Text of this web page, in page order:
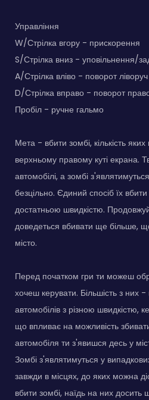
Управління
W/Стрілка вгору - прискорення
S/Стрілка вниз - уповільнення/
A/Стрілка вліво - поворот ліворуч
D/Стрілка вправо - поворот
Пробіл - ручне гальмо
Мета - вбити зомбі, кількість
верхньому правому куті екрана.
автомобілі, а зомбі
безцільно. Єдиний спосіб їх
достатньою швидкістю. Продовжуй
доведеться вбивати ще більше,
місто.
Перед початком гри ти можеш
хочеш керувати. Більшість з них -
автомобілів з різною швидкістю,
що впливає на можливість
автомобіля ти з'явишся десь у
Зомбі з'являтимуться у
завжди в місцях, до яких можна
вбити зомбі, наїдь на них досить